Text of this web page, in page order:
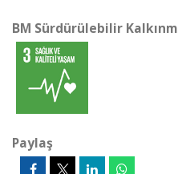
BM Sürdürülebilir
Paylaş